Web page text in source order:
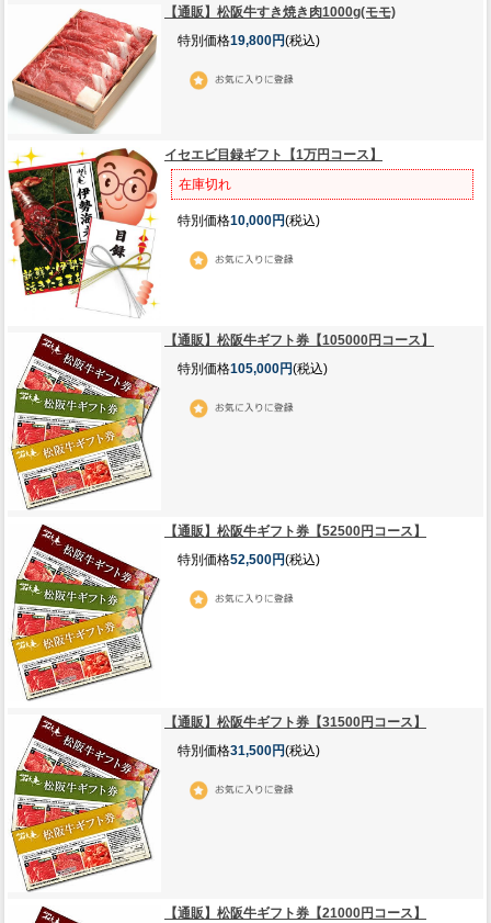
【通販】松阪牛すき焼き肉1000g(モモ)
特別価格19,800円(税込)
イセエビ目録ギフト【1万円コース】
在庫切れ
特別価格10,000円(税込)
【通販】松阪牛ギフト券【105000円コース】
特別価格105,000円(税込)
【通販】松阪牛ギフト券【52500円コース】
特別価格52,500円(税込)
【通販】松阪牛ギフト券【31500円コース】
特別価格31,500円(税込)
【通販】松阪牛ギフト券【21000円コース】